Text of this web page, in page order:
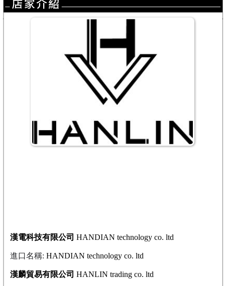
漢電科技有限公司 HANDIAN technology co. ltd
進口名稱: HANDIAN technology co. ltd
漢麟貿易有限公司 HANLIN trading co. ltd